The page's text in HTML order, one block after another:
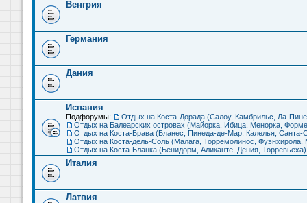
Венгрия
Германия
Дания
Испания
Подфорумы: Отдых на Коста-Дорада (Салоу, Камбрильс, Ла-
Отдых на Балеарских островах (Майорка, Ибица, Менорка,
Отдых на Коста-Брава (Бланес, Пинеда-де-Мар, Калелья, Санта-
Отдых на Коста-дель-Соль (Малага, Торремолинос, Фуэнхирола,
Отдых на Коста-Бланка (Бенидорм, Аликанте, Дения, Торревьеха)
Италия
Латвия